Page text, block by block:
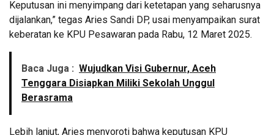
Keputusan ini menyimpang dari ketetapan yang seharusnya
dijalankan,” tegas Aries Sandi DP, usai menyampaikan surat
keberatan ke KPU Pesawaran pada Rabu, 12 Maret 2025.
Baca Juga : Wujudkan Visi Gubernur, Aceh
Tenggara Disiapkan Miliki Sekolah Unggul
Berasrama
Lebih lanjut, Aries menyoroti bahwa keputusan KPU